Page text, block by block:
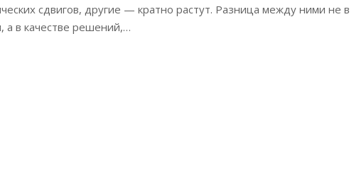
сдвигов, другие — кратно растут. Разница между ними не в
а в качестве решений,…